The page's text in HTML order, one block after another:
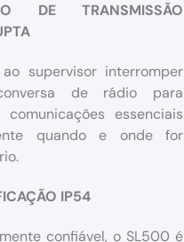
DE TRANSMISSÃO
supervisor interromper
de rádio para
comunicações essenciais
quando e onde for
IP54
confiável, o SL500 é